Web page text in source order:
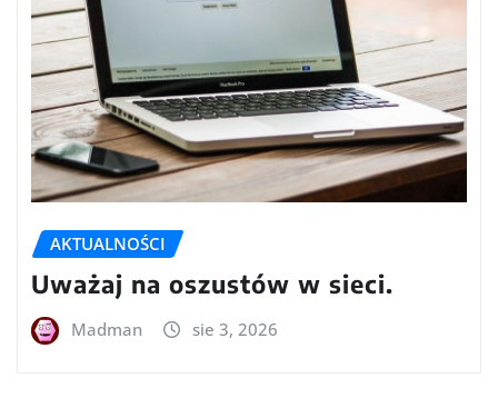
AKTUALNOŚCI
Uważaj na oszustów w sieci.
Madman sie 3, 2026